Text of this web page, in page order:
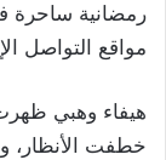
رمضانية ساحرة
مواقع التواصل
هيفاء وهبي
خطفت الأنظار،